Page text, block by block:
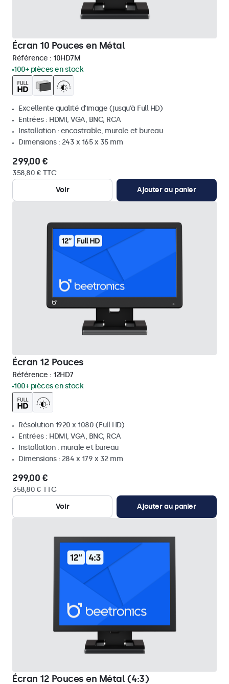
Écran 10 Pouces en Métal
Référence : 10HD7M
100+ pièces en stock
Excellente qualité d'image (jusqu'à Full HD)
Entrées : HDMI, VGA, BNC, RCA
Installation : encastrable, murale et bureau
Dimensions : 243 x 165 x 35 mm
299,00 €
358,80 € TTC
Voir
Ajouter au panier
Écran 12 Pouces
Référence : 12HD7
100+ pièces en stock
Résolution 1920 x 1080 (Full HD)
Entrées : HDMI, VGA, BNC, RCA
Installation : murale et bureau
Dimensions : 284 x 179 x 32 mm
299,00 €
358,80 € TTC
Voir
Ajouter au panier
Écran 12 Pouces en Métal (4:3)